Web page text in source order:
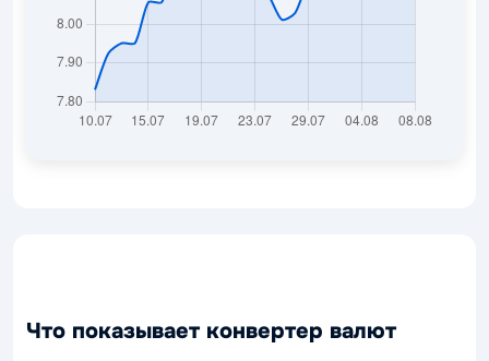
Что показывает конвертер валют